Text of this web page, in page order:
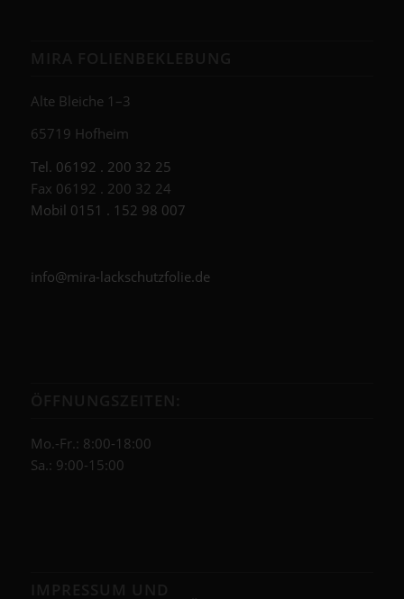
Alte Bleiche 1–3
65719 Hofheim
Tel. 06192 . 200 32 25
Fax 06192 . 200 32 24
Mobil 0151 . 152 98 007
info@mira-lackschutzfolie.de
Mo.-Fr.: 8:00-18:00
Sa.: 9:00-15:00